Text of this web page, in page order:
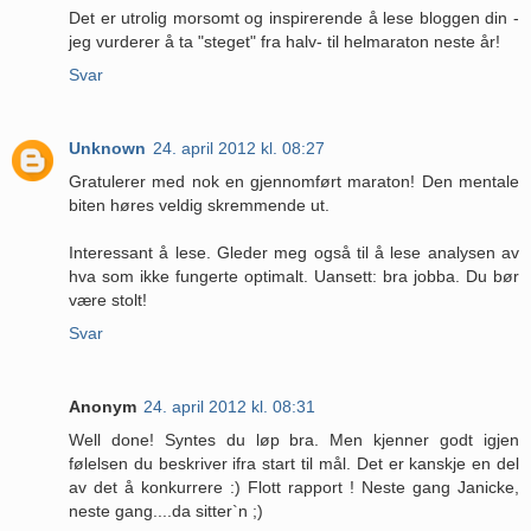
Det er utrolig morsomt og inspirerende å lese bloggen din -
jeg vurderer å ta "steget" fra halv- til helmaraton neste år!
Svar
Unknown 24. april 2012 kl. 08:27
Gratulerer med nok en gjennomført maraton! Den mentale
biten høres veldig skremmende ut.
Interessant å lese. Gleder meg også til å lese analysen av
hva som ikke fungerte optimalt. Uansett: bra jobba. Du bør
være stolt!
Svar
Anonym 24. april 2012 kl. 08:31
Well done! Syntes du løp bra. Men kjenner godt igjen
følelsen du beskriver ifra start til mål. Det er kanskje en del
av det å konkurrere :) Flott rapport ! Neste gang Janicke,
neste gang....da sitter`n ;)